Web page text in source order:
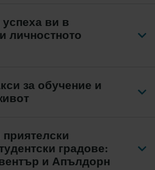
ви в
личностното
за обучение и
градове:
и Апълдорн